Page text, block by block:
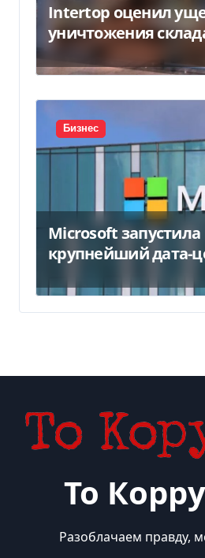
Intertop оценил
уничтожения
Бизнес
Microsoft запустила
крупнейший дата-
миллиарда
То
Разоблачаем правду,